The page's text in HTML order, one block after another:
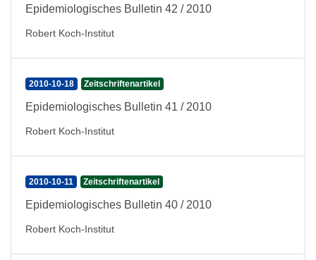
Epidemiologisches Bulletin 42 / 2010
Robert Koch-Institut
2010-10-18 Zeitschriftenartikel
Epidemiologisches Bulletin 41 / 2010
Robert Koch-Institut
2010-10-11 Zeitschriftenartikel
Epidemiologisches Bulletin 40 / 2010
Robert Koch-Institut